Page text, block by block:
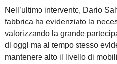
Nell’ultimo intervento, Dario
fabbrica ha evidenziato la
valorizzando la grande
di oggi ma al tempo stesso
mantenere alto il livello di